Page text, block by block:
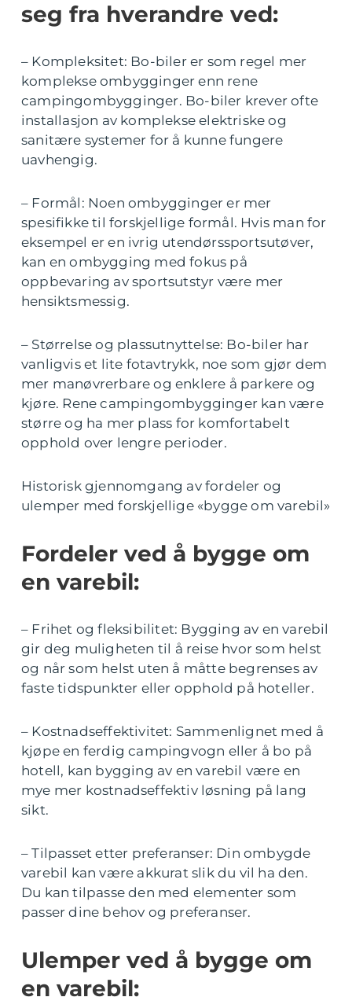
seg fra hverandre ved:
– Kompleksitet: Bo-biler er som regel mer
komplekse ombygginger enn rene
campingombygginger. Bo-biler krever ofte
installasjon av komplekse elektriske og
sanitære systemer for å kunne fungere
uavhengig.
– Formål: Noen ombygginger er mer
spesifikke til forskjellige formål. Hvis man for
eksempel er en ivrig utendørssportsutøver,
kan en ombygging med fokus på
oppbevaring av sportsutstyr være mer
hensiktsmessig.
– Størrelse og plassutnyttelse: Bo-biler har
vanligvis et lite fotavtrykk, noe som gjør dem
mer manøvrerbare og enklere å parkere og
kjøre. Rene campingombygginger kan være
større og ha mer plass for komfortabelt
opphold over lengre perioder.
Historisk gjennomgang av fordeler og
ulemper med forskjellige «bygge om varebil»
Fordeler ved å bygge om
en varebil:
– Frihet og fleksibilitet: Bygging av en varebil
gir deg muligheten til å reise hvor som helst
og når som helst uten å måtte begrenses av
faste tidspunkter eller opphold på hoteller.
– Kostnadseffektivitet: Sammenlignet med å
kjøpe en ferdig campingvogn eller å bo på
hotell, kan bygging av en varebil være en
mye mer kostnadseffektiv løsning på lang
sikt.
– Tilpasset etter preferanser: Din ombygde
varebil kan være akkurat slik du vil ha den.
Du kan tilpasse den med elementer som
passer dine behov og preferanser.
Ulemper ved å bygge om
en varebil: